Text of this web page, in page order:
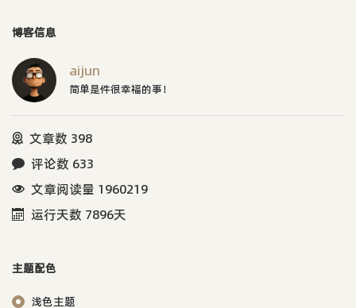
博客信息
aijun
简单是件很幸福的事！
文章数 398
评论数 633
文章阅读量 1960219
运行天数 7896天
主题配色
浅色主题